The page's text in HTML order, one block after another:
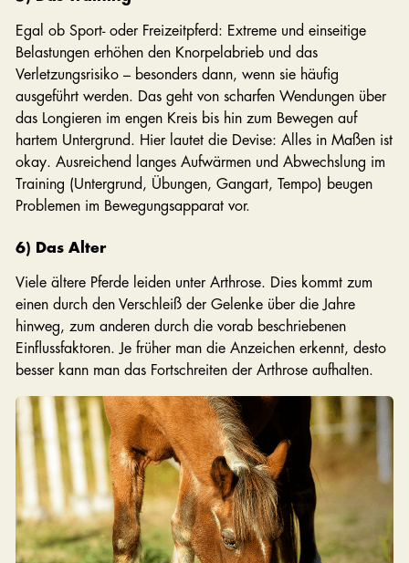
Egal ob Sport- oder Freizeitpferd: Extreme und einseitige
Belastungen erhöhen den Knorpelabrieb und das
Verletzungsrisiko – besonders dann, wenn sie häufig
ausgeführt werden. Das geht von scharfen Wendungen über
das Longieren im engen Kreis bis hin zum Bewegen auf
hartem Untergrund. Hier lautet die Devise: Alles in Maßen ist
okay. Ausreichend langes Aufwärmen und Abwechslung im
Training (Untergrund, Übungen, Gangart, Tempo) beugen
Problemen im Bewegungsapparat vor.
6) Das Alter
Viele ältere Pferde leiden unter Arthrose. Dies kommt zum
einen durch den Verschleiß der Gelenke über die Jahre
hinweg, zum anderen durch die vorab beschriebenen
Einflussfaktoren. Je früher man die Anzeichen erkennt, desto
besser kann man das Fortschreiten der Arthrose aufhalten.